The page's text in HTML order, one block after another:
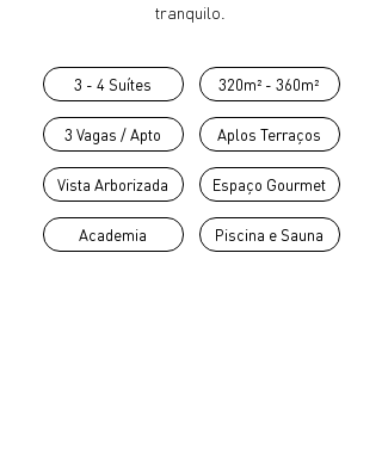
tranquilo.
3 - 4 Suítes
3 Vagas / Apto
Vista Arborizada
Academia
320m² - 360m²
Aplos Terraços
Espaço Gourmet
Piscina e Sauna